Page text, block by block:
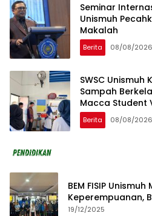
Seminar
Unismuh
Makalah
Berita 08/08/2026
SWSC
Sampah
Macca Student
Berita 08/08/2026
BEM FISIP
Keperempuanan,
dan Budaya Lokal
19/12/2025